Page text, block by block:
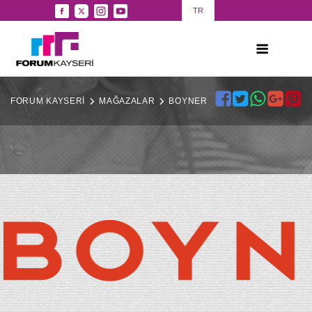
TR
FORUM KAYSERİ MAĞAZALAR BOYNER